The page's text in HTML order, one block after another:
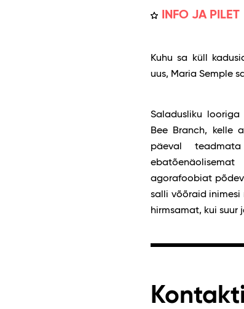
INFO JA PILET
Kuhu sa küll
uus, Maria Semple
Saladusliku
Bee Branch, kelle
päeval
agorafoobiat
salli võõraid inimesi
hirmsamat, kui suur